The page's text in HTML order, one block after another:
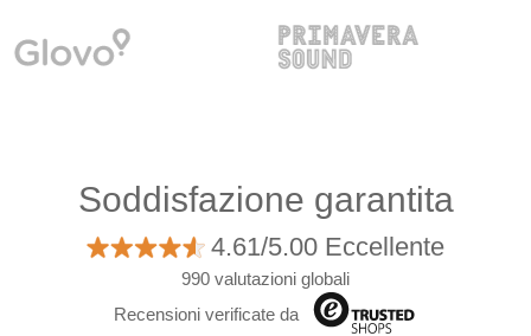
Soddisfazione garantita
4.61/5.00 Eccellente
990 valutazioni globali
Recensioni verificate da